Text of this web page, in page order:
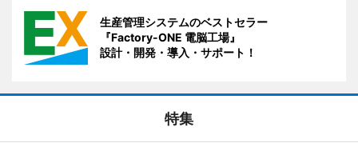
生産管理システムのベストセラー
『Factory-ONE 電脳工場』
設計・開発・導入・サポート！
特集